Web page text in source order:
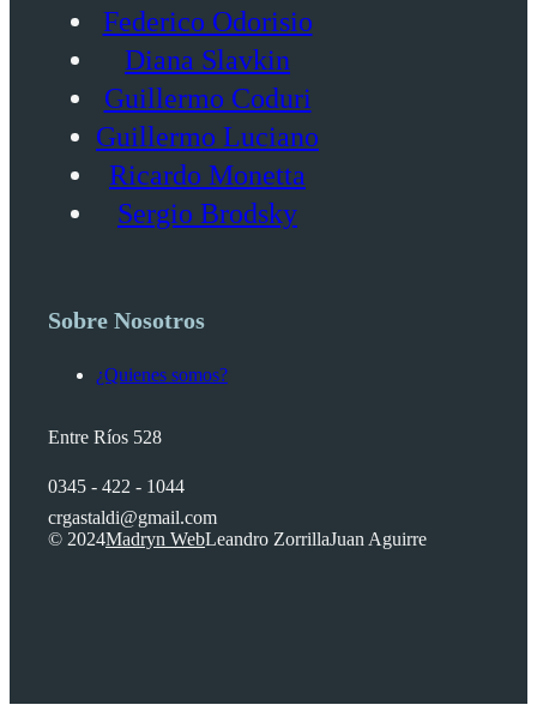
Federico Odorisio
Diana Slavkin
Guillermo Coduri
Guillermo Luciano
Ricardo Monetta
Sergio Brodsky
Sobre Nosotros
¿Quienes somos?
Entre Ríos 528
0345 - 422 - 1044
crgastaldi@gmail.com
© 2024Madryn WebLeandro ZorrillaJuan Aguirre